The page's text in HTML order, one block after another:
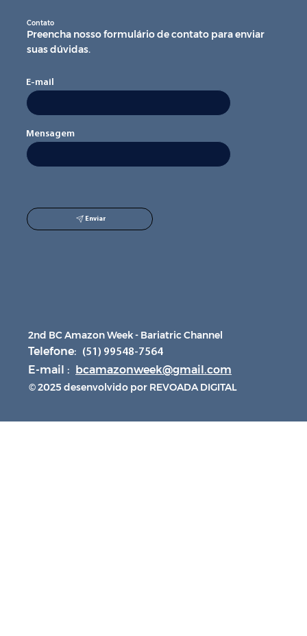
Contato
Preencha nosso formulário de contato para enviar
suas dúvidas.
E-mail
Mensagem
Enviar
2nd BC Amazon Week - Bariatric Channel
Telefone: (51) 99548-7564
E-mail : bcamazonweek@gmail.com
© 2025 desenvolvido por REVOADA DIGITAL